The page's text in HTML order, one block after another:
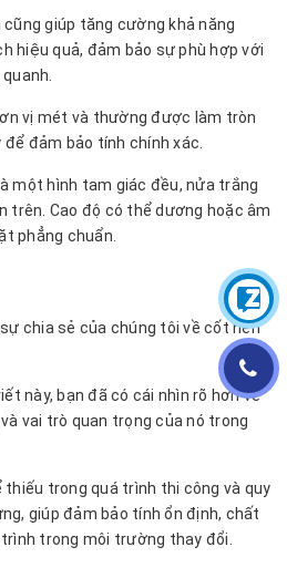
giúp tăng cường khả năng
hiệu quả, đảm bảo sự phù hợp với
vị mét và thường được làm tròn
đảm bảo tính chính xác.
một hình tam giác đều, nửa trắng
trên. Cao độ có thể dương hoặc âm
phẳng chuẩn.
chia sẻ của chúng tôi về cốt nền
này, bạn đã có cái nhìn rõ hơn về
vai trò quan trọng của nó trong
trong quá trình thi công và quy
giúp đảm bảo tính ổn định, chất
trong môi trường thay đổi.